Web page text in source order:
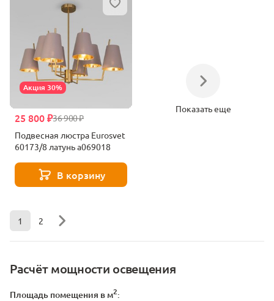
Расчёт мощности освещения
Площадь помещения в м2:
Акция 30%
36 900 ₽
25 800 ₽
Подвесная люстра Eurosvet
60173/8 латунь a069018
В корзину
Показать еще
1 2